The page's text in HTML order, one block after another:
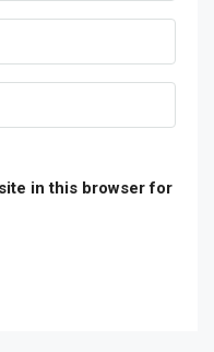
in this browser for